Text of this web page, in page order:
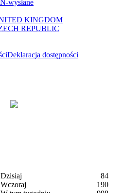
Deklaracja dostępności
Dzisiaj
84
Wczoraj
190